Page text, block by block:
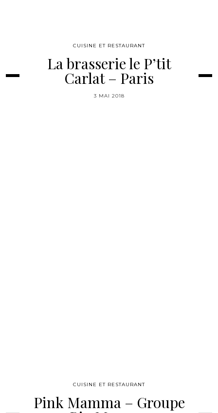
CUISINE ET RESTAURANT
La brasserie le P’tit
Carlat – Paris
3 MAI 2018
CUISINE ET RESTAURANT
Pink Mamma – Groupe